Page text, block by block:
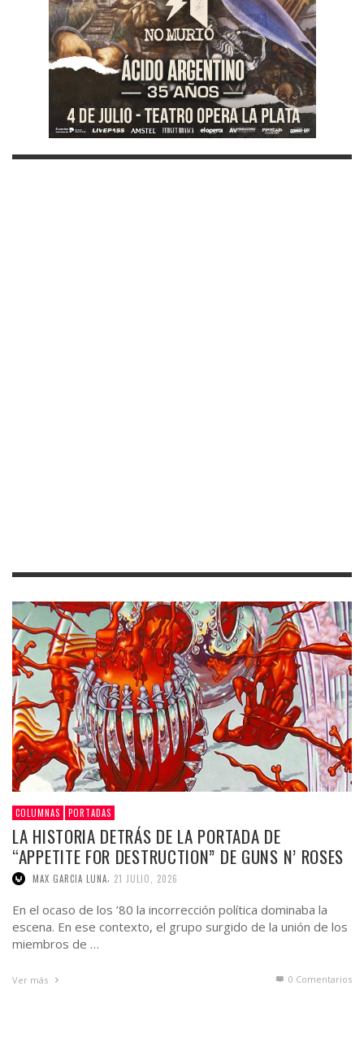
COLUMNAS PORTADAS
LA HISTORIA DETRÁS DE LA PORTADA DE
“APPETITE FOR DESTRUCTION” DE GUNS N’ ROSES
MAX GARCIA LUNA,
En el ocaso de los ’80 la incorrección política dominaba la
escena. En ese contexto, el grupo surgido de la unión de los
miembros de …
Ver más 0 Comentarios